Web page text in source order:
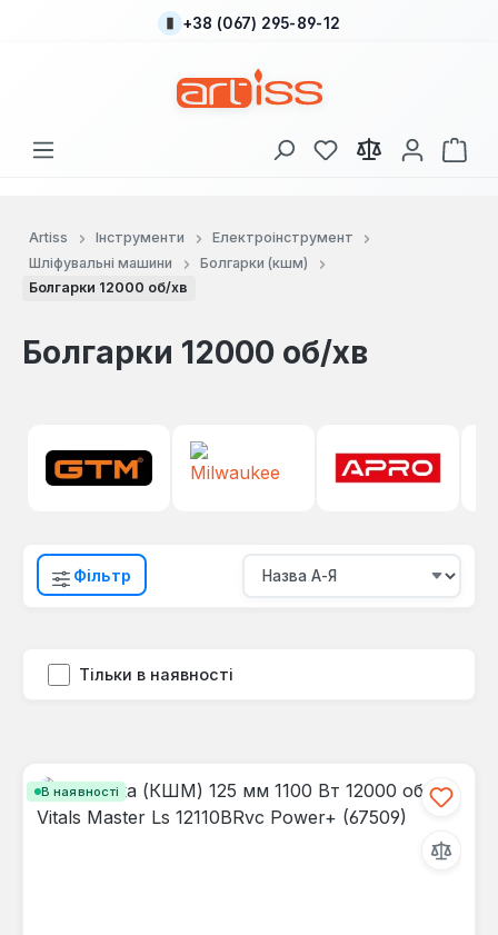
Перейти до основного вмісту
+38 (067) 295-89-12
У вас є 0 у списку
Artiss Інструменти
Електроінструмент
Шліфувальні машини
Болгарки (кшм)
Болгарки 12000 об/хв
Болгарки 12000 об/хв
Фільтр
Тільки в наявності
В наявності